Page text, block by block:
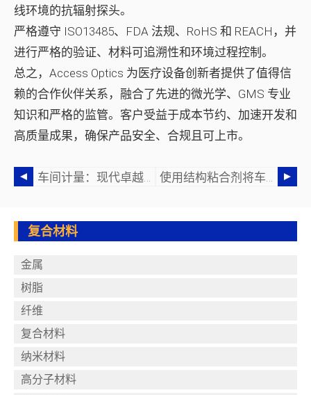
线环境的抗辐射探头。
严格遵守 ISO13485、FDA 法规、RoHS 和 REACH，并
进行严格的验证、材料可追溯性和环境过程控制。
总之，Access Optics 为医疗设备创新者提供了值得信
赖的合作伙伴关系，融合了先进的微光学、GMS 专业
知识和严格的监管。客户受益于成本节约、加速开发和
高质量成果，确保产品安全、合规且可上市。
车间计量：现代卓越制造的基石 使用结构粘合剂将车舱内的二氧化碳排放量减少高达 42%
复合材料
金属
树脂
纤维
复合材料
纳米材料
高分子材料